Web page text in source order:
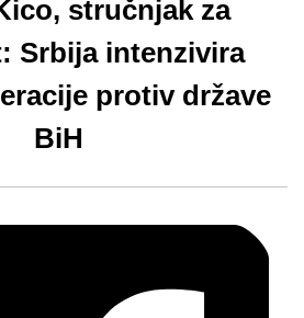
stručnjak za
Srbija intenzivira
protiv države
BiH